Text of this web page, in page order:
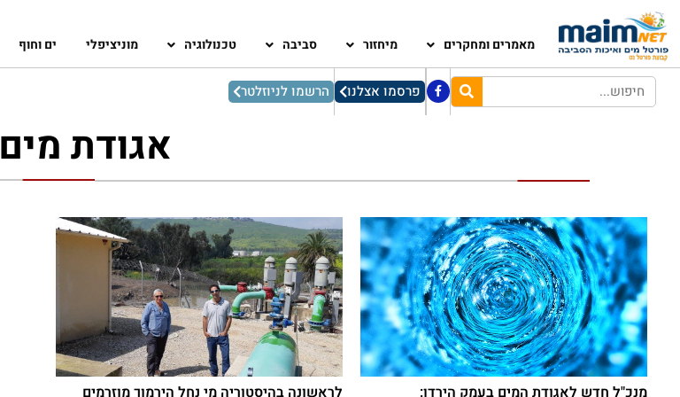
מאמרים ומחקרים מיחזור סביבה טכנולוגיה מוניציפלי ים וחוף
פרסמו אצלנו הרשמו לניוזלטר
אגודת מים
מנכ"ל חדש לאגודת המים בעמק הירדן: לראשונה בהיסטוריה מי נחל הירמוך מוזרמים